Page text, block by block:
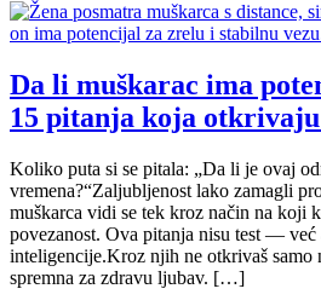
Da li muškarac ima
15 pitanja koja
Koliko puta si se pitala: „Da li je ovaj
vremena?“Zaljubljenost lako zamagli
muškarca vidi se tek kroz način na koji
povezanost. Ova pitanja nisu test — već
inteligencije.Kroz njih ne otkrivaš samo
spremna za zdravu ljubav. […]